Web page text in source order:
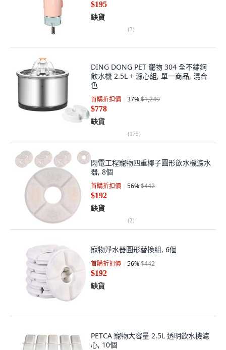
$195
缺貨
(3)
DING DONG PET 寵物 304 全不鏽鋼
飲水機 2.5L + 濾心組, 單一商品, 混合
色
首購折扣價 37%$1,249
$778
缺貨
(175)
閃電工程寵物四重椰子圓形飲水機濾水
器, 8個
首購折扣價 56%$442
$192
缺貨
(2)
寵物淨水器圓形替換組, 6個
首購折扣價 56%$442
$192
缺貨
PETCA 寵物大容量 2.5L 透明飲水機濾
心, 10個